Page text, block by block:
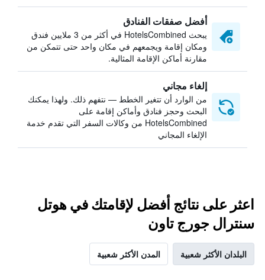
أفضل صفقات الفنادق
يبحث HotelsCombined في أكثر من 3 ملايين فندق
ومكان إقامة ويجمعهم في مكان واحد حتى تتمكن من
مقارنة أماكن الإقامة المثالية.
إلغاء مجاني
من الوارد أن تتغير الخطط — نتفهم ذلك. ولهذا يمكنك
البحث وحجز فنادق وأماكن إقامة على
HotelsCombined من وكالات السفر التي تقدم خدمة
الإلغاء المجاني
اعثر على نتائج أفضل لإقامتك في هوتل
سنترال جورج تاون
البلدان الأكثر شعبية المدن الأكثر شعبية